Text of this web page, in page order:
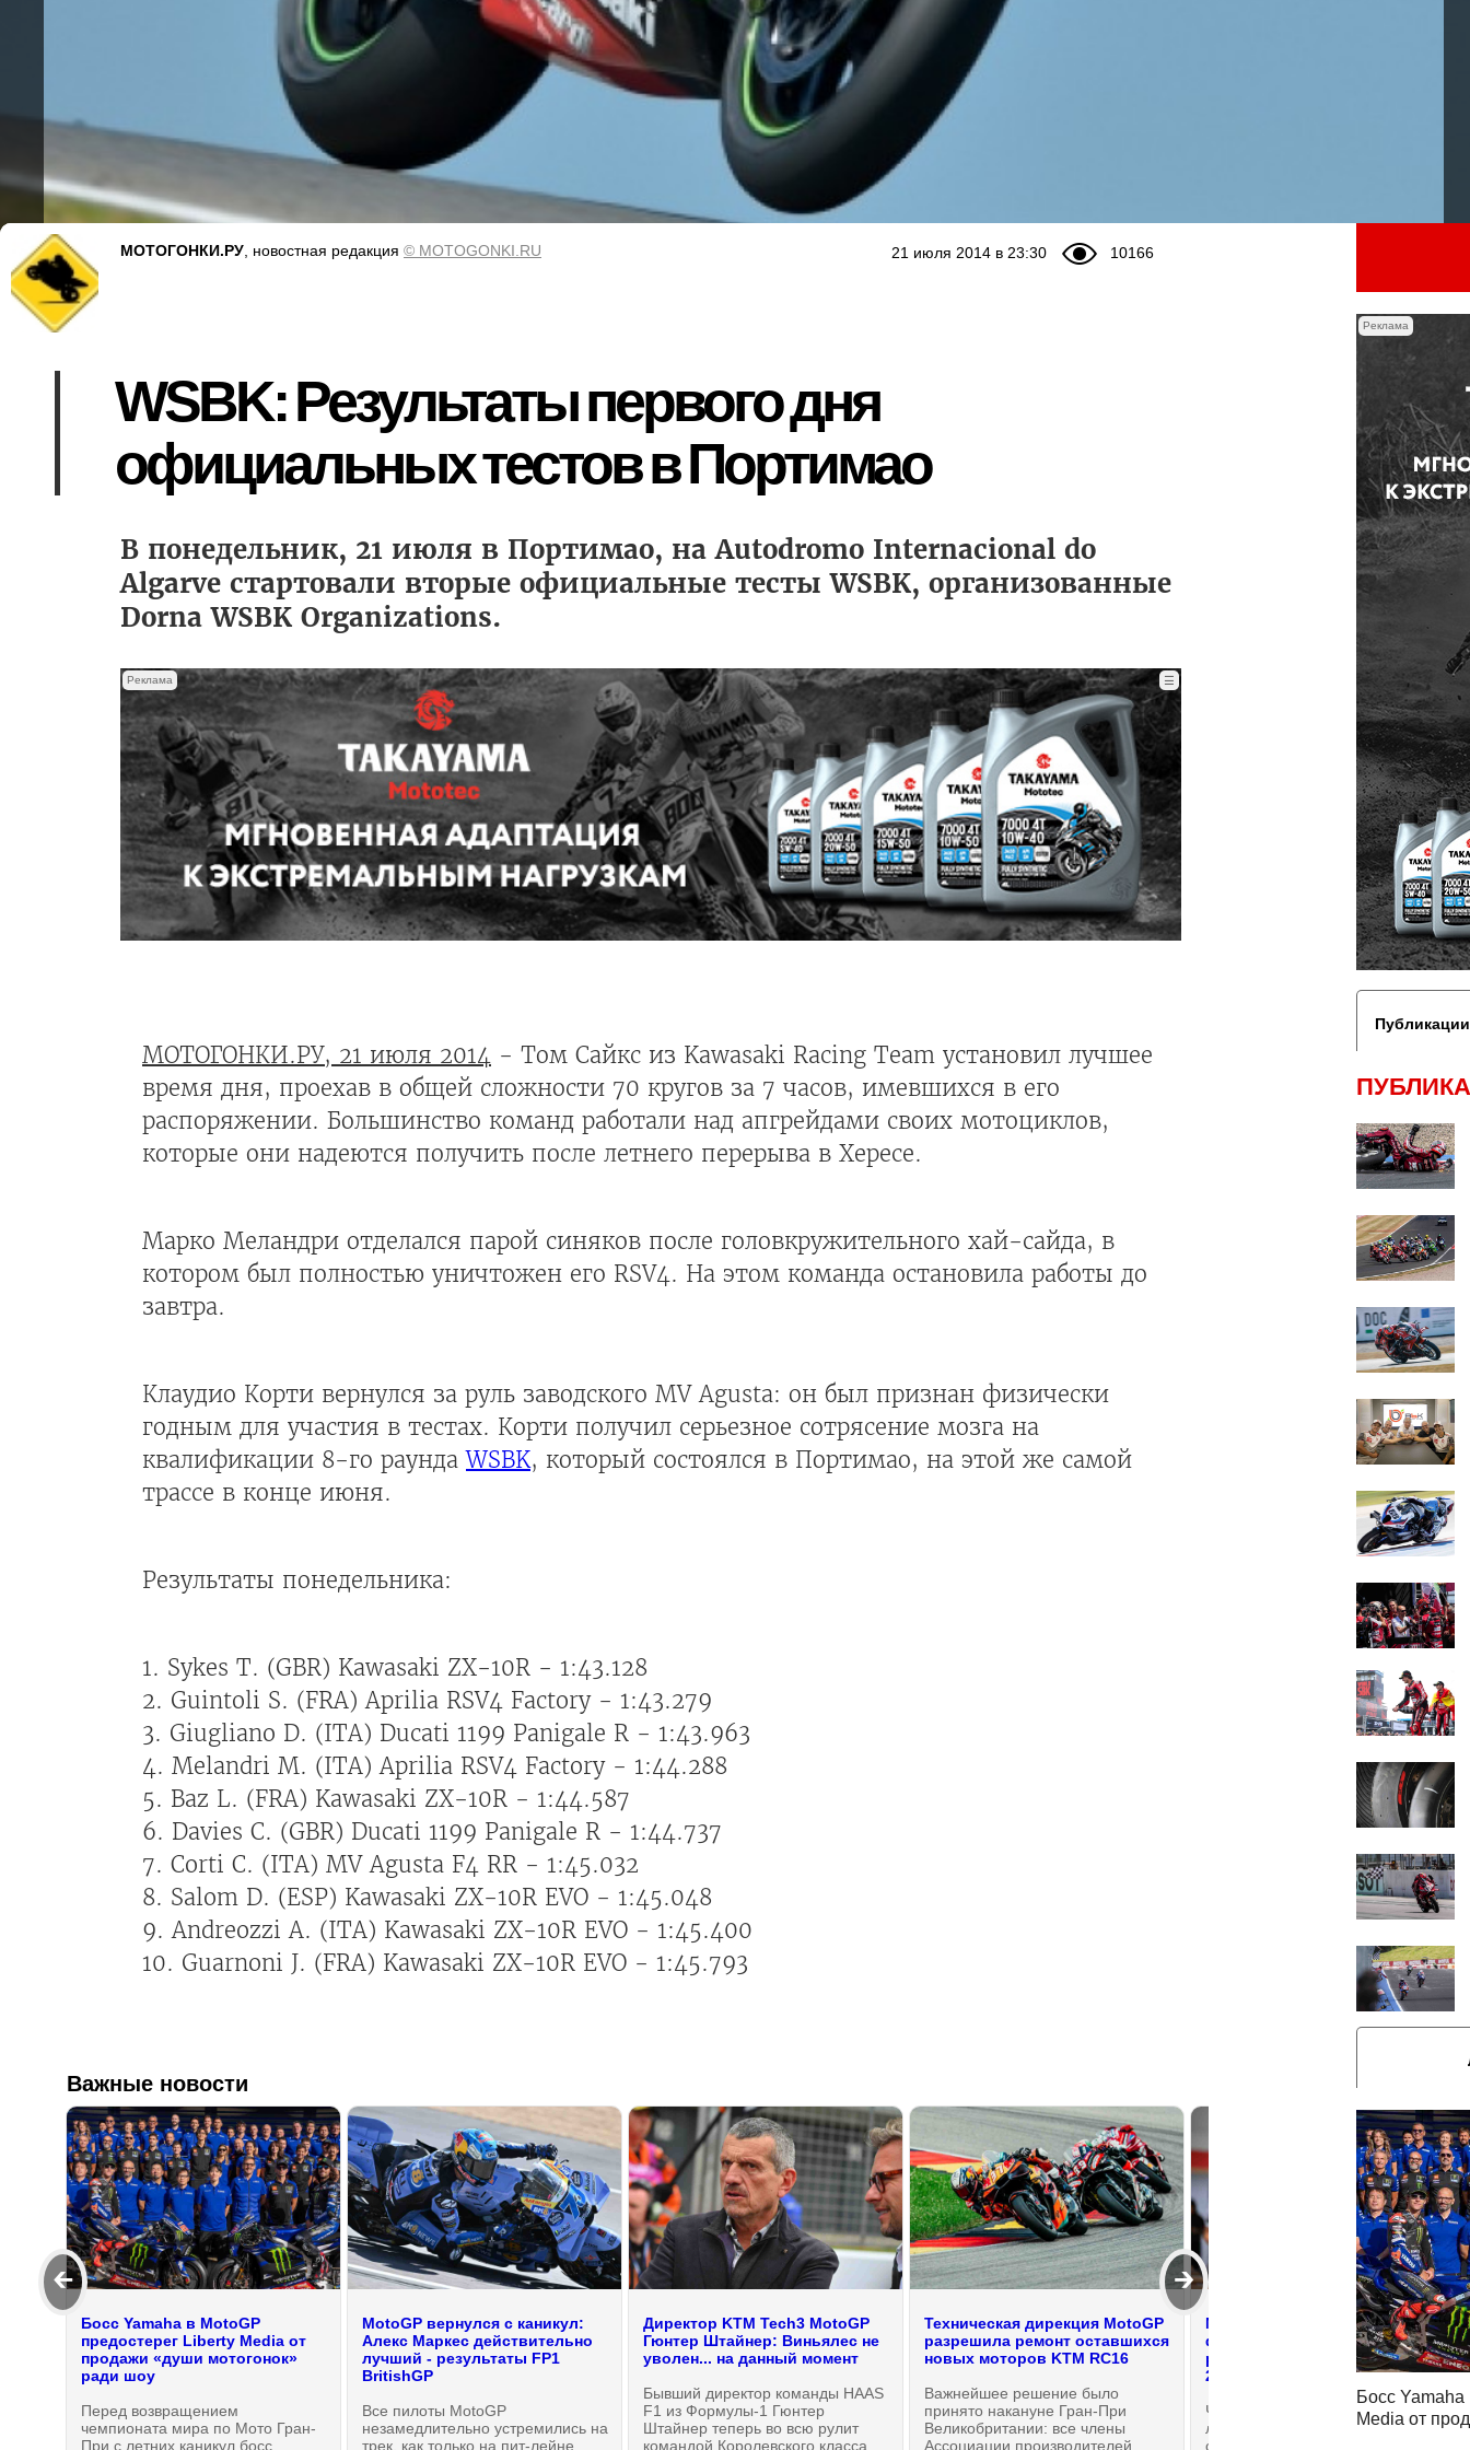
Реклама
Босс Yamaha
Media от
10166
21 июля 2014 в 23:30
МОТОГОНКИ.РУ , новостная редакция © MOTOGONKI.RU
WSBK: Результаты первого дня
официальных тестов в Портимао
В понедельник, 21 июля в Портимао, на Autodromo Internacional do
Algarve стартовали вторые официальные тесты WSBK, организованные
Dorna WSBK Organizations.
Реклама ☰
МОТОГОНКИ.РУ, 21 июля 2014 - Том Сайкс из Kawasaki Racing Team установил лучшее
время дня, проехав в общей сложности 70 кругов за 7 часов, имевшихся в его
распоряжении. Большинство команд работали над апгрейдами своих мотоциклов,
которые они надеются получить после летнего перерыва в Хересе.
Марко Меландри отделался парой синяков после головкружительного хай-сайда, в
котором был полностью уничтожен его RSV4. На этом команда остановила работы до
завтра.
Клаудио Корти вернулся за руль заводского MV Agusta: он был признан физически
годным для участия в тестах. Корти получил серьезное сотрясение мозга на
квалификации 8-го раундаWSBK, который состоялся в Портимао, на этой же самой
трассе в конце июня.
Результаты понедельника:
1. Sykes T. (GBR) Kawasaki ZX-10R - 1:43.128
2. Guintoli S. (FRA) Aprilia RSV4 Factory - 1:43.279
3. Giugliano D. (ITA) Ducati 1199 Panigale R - 1:43.963
4. Melandri M. (ITA) Aprilia RSV4 Factory - 1:44.288
5. Baz L. (FRA) Kawasaki ZX-10R - 1:44.587
6. Davies C. (GBR) Ducati 1199 Panigale R - 1:44.737
7. Corti C. (ITA) MV Agusta F4 RR - 1:45.032
8. Salom D. (ESP) Kawasaki ZX-10R EVO - 1:45.048
9. Andreozzi A. (ITA) Kawasaki ZX-10R EVO - 1:45.400
10. Guarnoni J. (FRA) Kawasaki ZX-10R EVO - 1:45.793
Важные новости
🡰 🡲
Босс Yamaha в MotoGP
предостерег Liberty Media от
продажи «души мотогонок»
ради шоу
Перед возвращением
чемпионата мира по Мото Гран-
При с летних каникул босс
MotoGP вернулся с каникул:
Алекс Маркес действительно
лучший - результаты FP1
BritishGP
Все пилоты MotoGP
незамедлительно устремились на
трек, как только на пит-лейне
Директор KTM Tech3 MotoGP
Гюнтер Штайнер: Виньялес не
уволен... на данный момент
Бывший директор команды HAAS
F1 из Формулы-1 Гюнтер
Штайнер теперь во всю рулит
командой Королевского класса
Техническая дирекция MotoGP
разрешила ремонт оставшихся
новых моторов KTM RC16
Важнейшее решение было
принято накануне Гран-При
Великобритании: все члены
Ассоциации производителей
Марк Маркес - о своем
физическом состоянии и
реальном раскладе в MotoGP
2026 после каникул
Чемпионат MotoGP вернулся с
летних каникул в Сильверстоуне,
с минуты на минуту в